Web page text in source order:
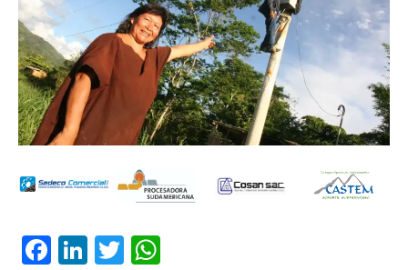
Facebook
LinkedIn
Twitter